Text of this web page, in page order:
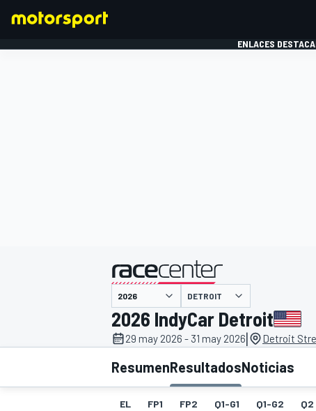
INDYCAR WRC
ENLACES
presentado por
DETROIT
2026 IndyCar Detroit
29 may 2026 - 31 may 2026| Detroit
ResumenResultadosNoticias
EL FP1 FP2 Q1-G1 Q1-G2 Q2